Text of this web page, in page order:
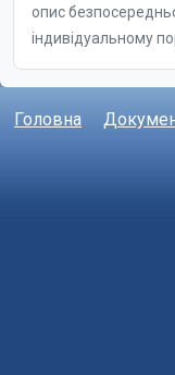
Головна